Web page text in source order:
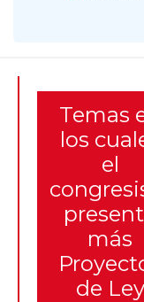
Temas
los
el
más
de Ley